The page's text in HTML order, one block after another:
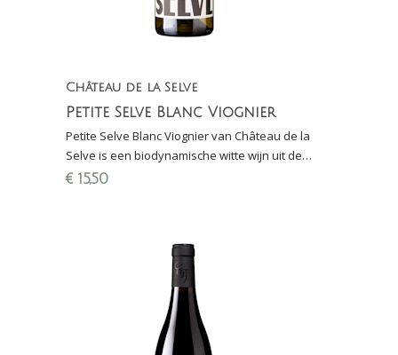
Château de la Selve
Petite Selve Blanc Viognier
Petite Selve Blanc Viognier van Château de la
Selve is een biodynamische witte wijn uit de
Ardèche: jong, fris, mooi droog en met een
€ 15,50